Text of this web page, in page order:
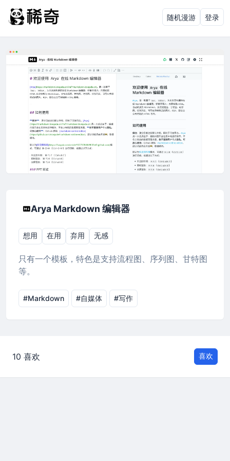
随机漫游 登录
Arya Markdown 编辑器
想用 在用 弃用 无感
只有一个模板，特色是支持流程图、序列图、甘特图
等。
#Markdown #自媒体 #写作
10 喜欢 喜欢